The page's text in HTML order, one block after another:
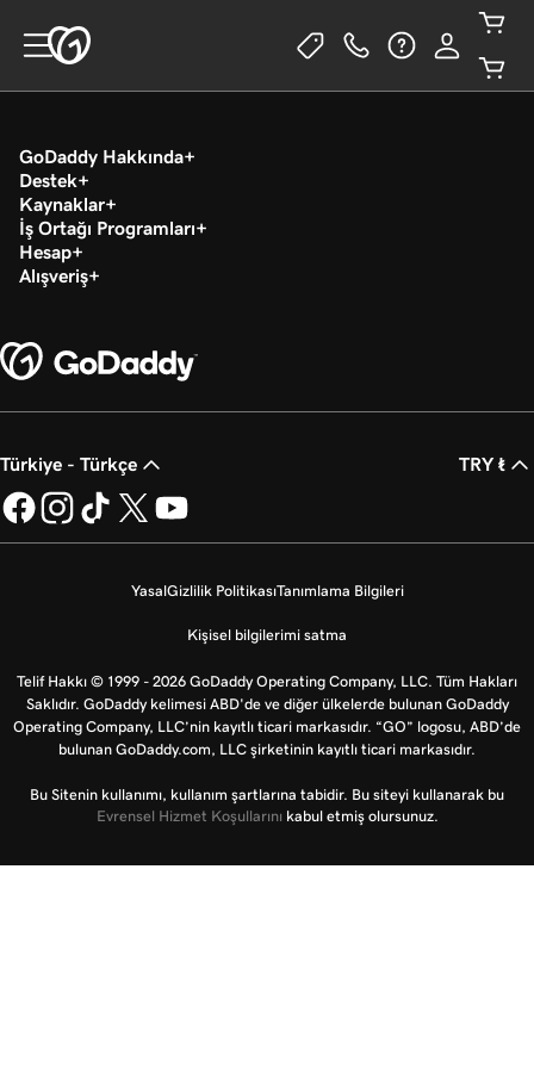
GoDaddy Hakkında
Destek
Kaynaklar
İş Ortağı Programları
Hesap
Alışveriş
Türkiye - Türkçe TRY ₺
YasalGizlilik PolitikasıTanımlama Bilgileri
Kişisel bilgilerimi satma
Telif Hakkı © 1999 - 2026 GoDaddy Operating Company, LLC. Tüm Hakları
Saklıdır. GoDaddy kelimesi ABD'de ve diğer ülkelerde bulunan GoDaddy
Operating Company, LLC’nin kayıtlı ticari markasıdır. “GO” logosu, ABD’de
bulunan GoDaddy.com, LLC şirketinin kayıtlı ticari markasıdır.
Bu Sitenin kullanımı, kullanım şartlarına tabidir. Bu siteyi kullanarak bu
Evrensel Hizmet Koşullarını kabul etmiş olursunuz.